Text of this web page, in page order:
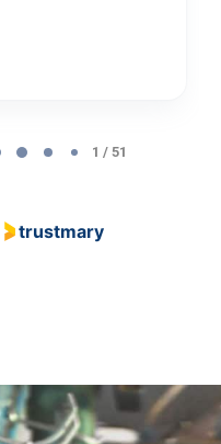
1 / 51
trustmary